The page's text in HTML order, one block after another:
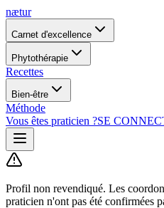
nætur
Carnet d'excellence
Phytothérapie
Recettes
Bien-être
Méthode
Vous êtes praticien ?SE
Profil non revendiqué. Les
praticien n'ont pas été confirmées